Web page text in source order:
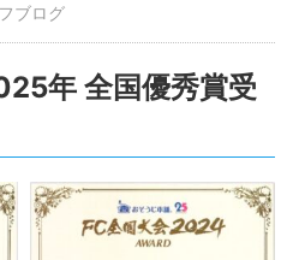
ブログ
年 全国優秀賞受